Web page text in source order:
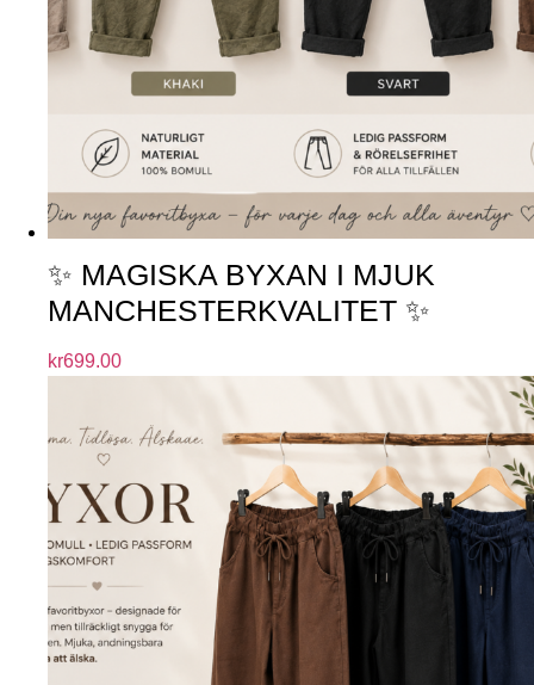
✨ MAGISKA BYXAN I MJUK
MANCHESTERKVALITET ✨
kr699.00